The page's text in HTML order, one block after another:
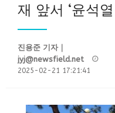
재 앞서 ‘윤석
진용준 기자｜
jyj@newsfield.net
2025-02-21 17:21:41